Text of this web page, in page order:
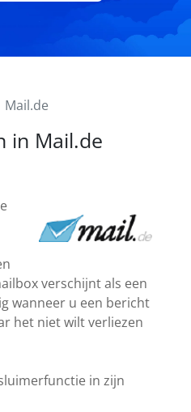
Mail.de
in Mail.de
verschijnt als een
wanneer u een bericht
het niet wilt verliezen
in zijn